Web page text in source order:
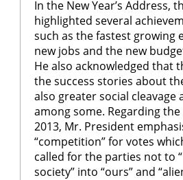
In the New Year’s Address,
highlighted several
such as the fastest growing
new jobs and the new
He also acknowledged that
the success stories about
also greater social
among some. Regarding
2013, Mr. President
“competition” for votes
called for the parties not to
society” into “ours” and